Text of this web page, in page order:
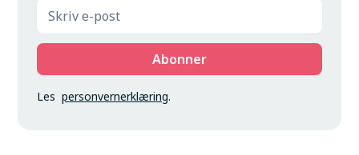
Lespersonvernerklæring.